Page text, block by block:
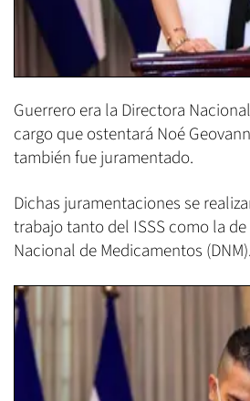
Guerrero era la Directora
cargo que ostentará Noé
también fue juramentado.
Dichas juramentaciones se
trabajo tanto del ISSS como la
Nacional de Medicamentos (DNM).